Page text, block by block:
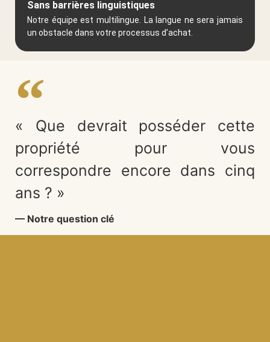
Sans barrières linguistiques
Notre équipe est multilingue. La langue ne sera jamais
un obstacle dans votre processus d’achat.
« Que devrait posséder cette
propriété pour vous
correspondre encore dans cinq
ans ? »
— Notre question clé